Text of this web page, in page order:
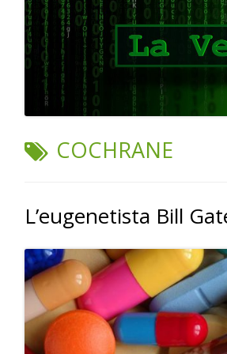
TAG:
COCHRANE
L’eugenetista Bill